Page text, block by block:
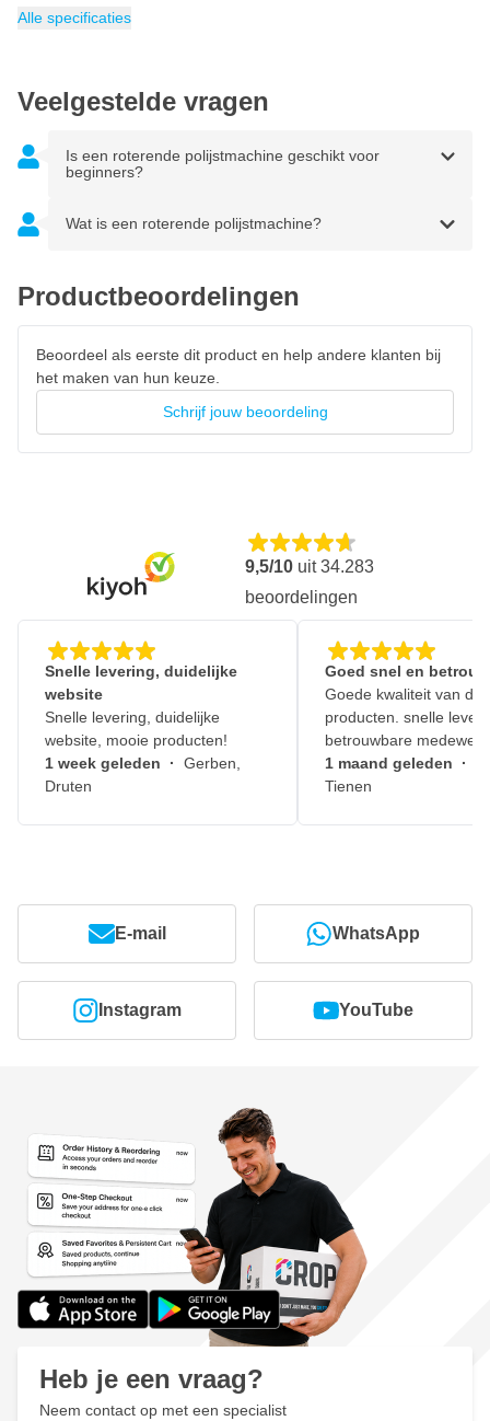
Gewicht: 1.23 kg
zonder polijstspons en poetsmiddel geleverd. Deze kunt u naar
uw persoonlijke voorkeur op onze website te bestellen.
Minimum toerental
Inhoud 2.5 kg
Verpakking
Gewicht
Luchtverbruik
EAN 6416868932409
Voedingsbron
Wattage (Watt)
Categorie
Alle specificaties
Veelgestelde vragen
Is een roterende polijstmachine geschikt voor
beginners?
Wat is een roterende polijstmachine?
Productbeoordelingen
Beoordeel als eerste dit product en help andere klanten bij
het maken van hun keuze.
Schrijf jouw beoordeling
9,5/10 uit34.283
beoordelingen
Snelle levering, duidelijke
website
Snelle levering, duidelijke
website, mooie producten!
1 week geleden · Gerben,
Druten
Goed snel en
Goede kwaliteit van de
producten. snelle
betrouwbare
1 maand geleden ·
Tienen
E-mail WhatsApp
Instagram YouTube
Heb je een vraag?
Neem contact op met een specialist